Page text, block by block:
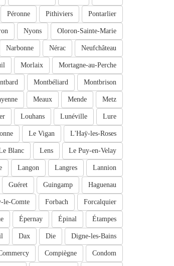
Pontarlier
Pithiviers
Péronne
Oloron-Sainte-Marie
Nyons
Neufchâteau
Nérac
Narbonne
Mortagne-au-Perche
Morlaix
Montbrison
Montbéliard
Metz
Mende
Meaux
Lure
Lunéville
Louhans
L'Haÿ-les-Roses
Le Vigan
Le Puy-en-Velay
Lens
Blanc
Lannion
Langres
Langon
Haguenau
Guingamp
Guéret
Forcalquier
Forbach
le-Comte
Étampes
Épinal
Épernay
Digne-les-Bains
Die
Dax
Condom
Compiègne